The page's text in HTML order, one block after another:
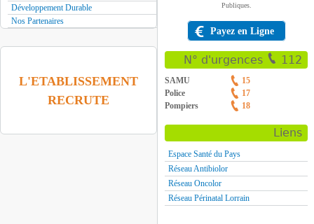
Développement Durable
Nos Partenaires
L'ETABLISSEMENT
RECRUTE
Publiques.
Payez en Ligne
N° d'urgences 112
SAMU
15
Police
17
Pompiers
18
Liens
Espace Santé du Pays
Réseau Antibiolor
Réseau Oncolor
Réseau Périnatal Lorrain